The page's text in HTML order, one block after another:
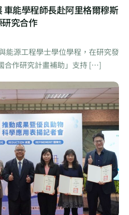
車能學程師長赴阿里格爾穆斯
究合作
能源工程學士學位學程，在研究發
合作研究計畫補助」支持 […]